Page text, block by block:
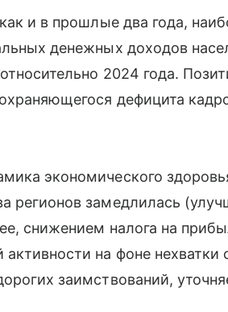
и в прошлые два года,
денежных доходов
2024 года.
дефицита
экономического
регионов замедлилась
снижением налога на
активности на фоне
заимствований,